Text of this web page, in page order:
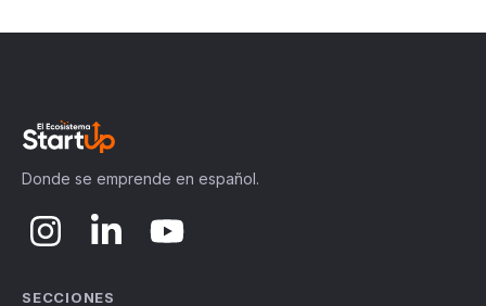
Donde se emprende en español.
SECCIONES